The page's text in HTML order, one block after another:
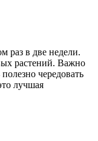
раз в две недели.
растений. Важно
чередовать
лучшая